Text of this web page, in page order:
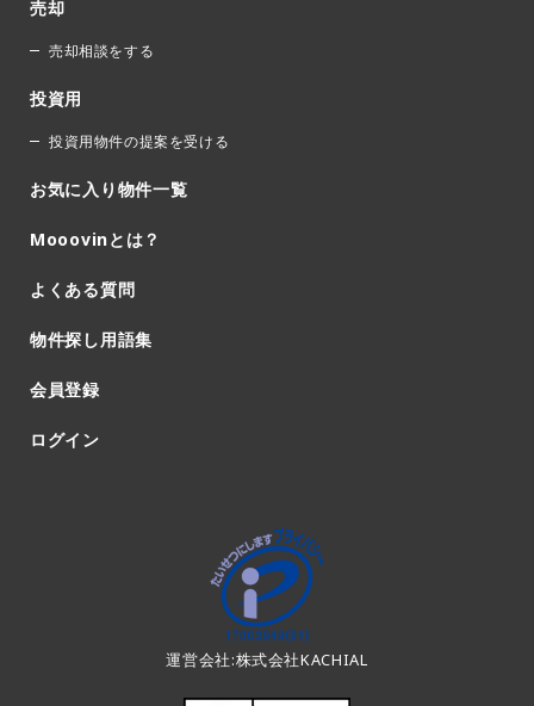
売却
売却相談をする
投資用
投資用物件の提案を受ける
お気に入り物件一覧
Mooovinとは？
よくある質問
物件探し用語集
会員登録
ログイン
運営会社:株式会社KACHIAL